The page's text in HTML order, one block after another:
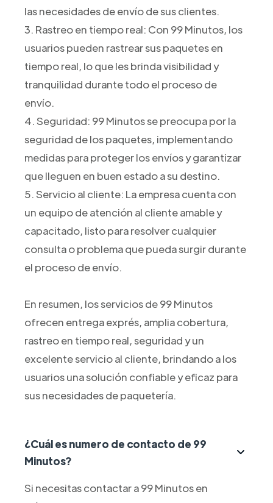
las necesidades de envío de sus clientes.
3. Rastreo en tiempo real: Con 99 Minutos, los
usuarios pueden rastrear sus paquetes en
tiempo real, lo que les brinda visibilidad y
tranquilidad durante todo el proceso de
envío.
4. Seguridad: 99 Minutos se preocupa por la
seguridad de los paquetes, implementando
medidas para proteger los envíos y garantizar
que lleguen en buen estado a su destino.
5. Servicio al cliente: La empresa cuenta con
un equipo de atención al cliente amable y
capacitado, listo para resolver cualquier
consulta o problema que pueda surgir durante
el proceso de envío.
En resumen, los servicios de 99 Minutos
ofrecen entrega exprés, amplia cobertura,
rastreo en tiempo real, seguridad y un
excelente servicio al cliente, brindando a los
usuarios una solución confiable y eficaz para
sus necesidades de paquetería.
¿Cuál es numero de contacto de 99
Minutos?
Si necesitas contactar a 99 Minutos en